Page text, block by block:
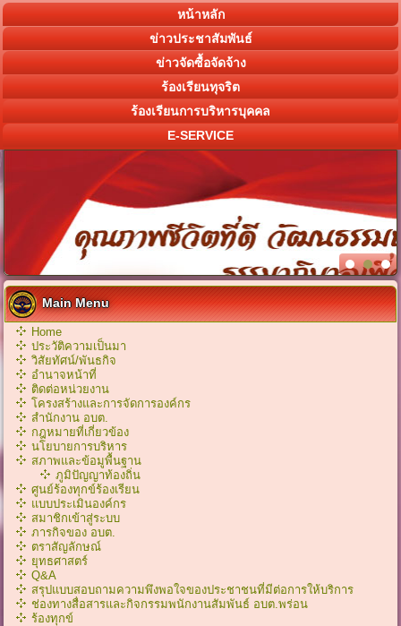
หน้าหลัก
ข่าวประชาสัมพันธ์
ข่าวจัดซื้อจัดจ้าง
ร้องเรียนทุจริต
ร้องเรียนการบริหารบุคคล
E-SERVICE
Main Menu
Home
ประวัติความเป็นมา
วิสัยทัศน์/พันธกิจ
อำนาจหน้าที่
ติดต่อหน่วยงาน
โครงสร้างและการจัดการองค์กร
สำนักงาน อบต.
กฎหมายที่เกี่ยวข้อง
นโยบายการบริหาร
สภาพและข้อมูพื้นฐาน
ภูมิปัญญาท้องถิ่น
ศูนย์ร้องทุกข์ร้องเรียน
แบบประเมินองค์กร
สมาชิกเข้าสู่ระบบ
ภารกิจของ อบต.
ตราสัญลักษณ์
ยุทธศาสตร์
Q&A
สรุปแบบสอบถามความพึงพอใจของประชาชนที่มีต่อการให้บริการ
ช่องทางสื่อสารและกิจกรรมพนักงานสัมพันธ์ อบต.พร่อน
ร้องทุกข์